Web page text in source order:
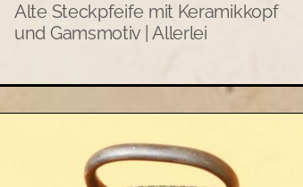
Alte Steckpfeife mit Keramikkopf
und Gamsmotiv | Allerlei